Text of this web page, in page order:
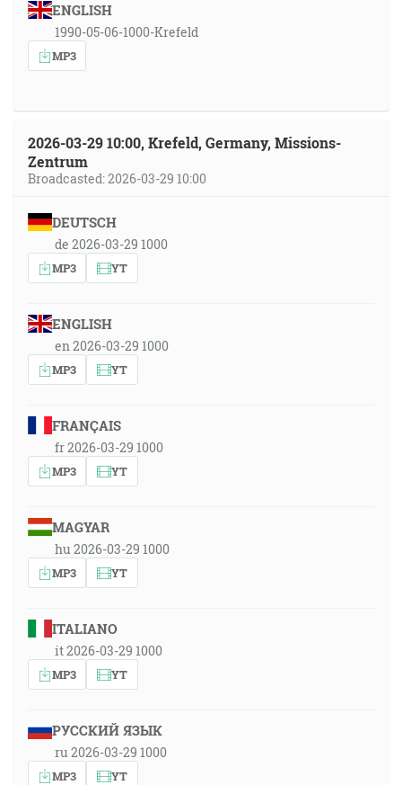
ENGLISH
1990-05-06-1000-Krefeld
MP3
2026-03-29 10:00, Krefeld, Germany, Missions-
Zentrum
Broadcasted: 2026-03-29 10:00
DEUTSCH
de 2026-03-29 1000
MP3 YT
ENGLISH
en 2026-03-29 1000
MP3 YT
FRANÇAIS
fr 2026-03-29 1000
MP3 YT
MAGYAR
hu 2026-03-29 1000
MP3 YT
ITALIANO
it 2026-03-29 1000
MP3 YT
РУССКИЙ ЯЗЫК
ru 2026-03-29 1000
MP3 YT